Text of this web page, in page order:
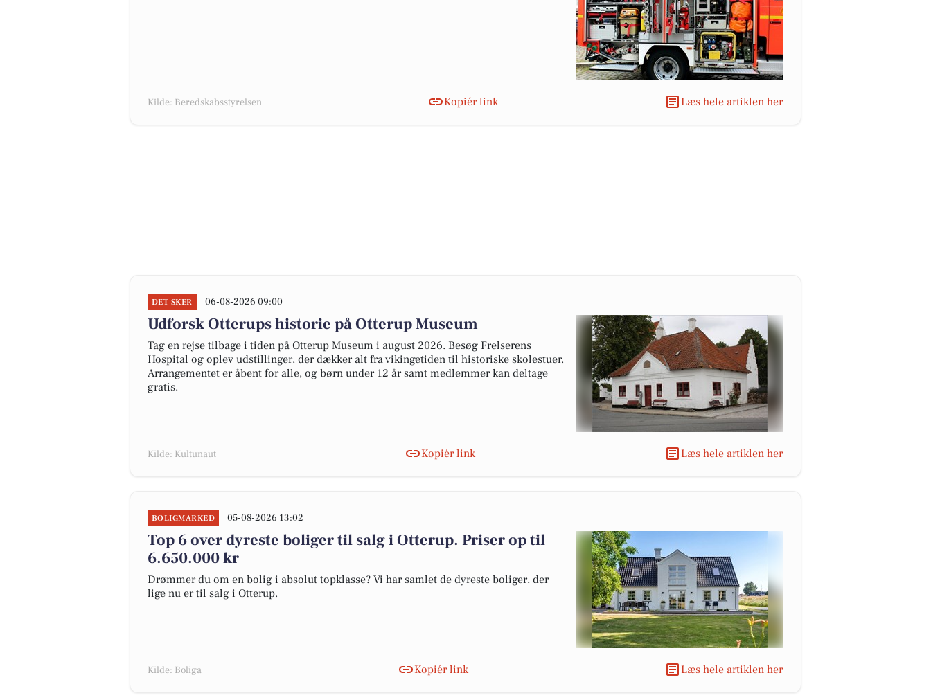
Kilde: Beredskabsstyrelsen Kopiér link Læs hele artiklen her
DET SKER 06-08-2026 09:00
Udforsk Otterups historie på Otterup Museum
Tag en rejse tilbage i tiden på Otterup Museum i august 2026. Besøg Frelserens
Hospital og oplev udstillinger, der dækker alt fra vikingetiden til historiske skolestuer.
Arrangementet er åbent for alle, og børn under 12 år samt medlemmer kan deltage
gratis.
Kilde: Kultunaut Kopiér link Læs hele artiklen her
BOLIGMARKED 05-08-2026 13:02
Top 6 over dyreste boliger til salg i Otterup. Priser op til
6.650.000 kr
Drømmer du om en bolig i absolut topklasse? Vi har samlet de dyreste boliger, der
lige nu er til salg i Otterup.
Kilde: Boliga Kopiér link Læs hele artiklen her